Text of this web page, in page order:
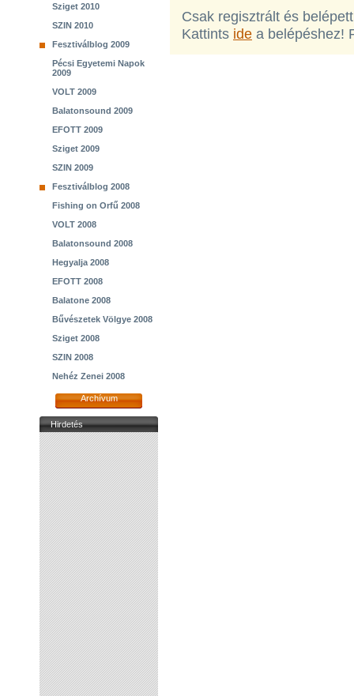
Sziget 2010
SZIN 2010
Fesztiválblog 2009
Pécsi Egyetemi Napok
2009
VOLT 2009
Balatonsound 2009
EFOTT 2009
Sziget 2009
SZIN 2009
Fesztiválblog 2008
Fishing on Orfű 2008
VOLT 2008
Balatonsound 2008
Hegyalja 2008
EFOTT 2008
Balatone 2008
Bűvészetek Völgye 2008
Sziget 2008
SZIN 2008
Nehéz Zenei 2008
Archívum
Hirdetés
Csak regisztrált és
Kattints ide a belépéshez!